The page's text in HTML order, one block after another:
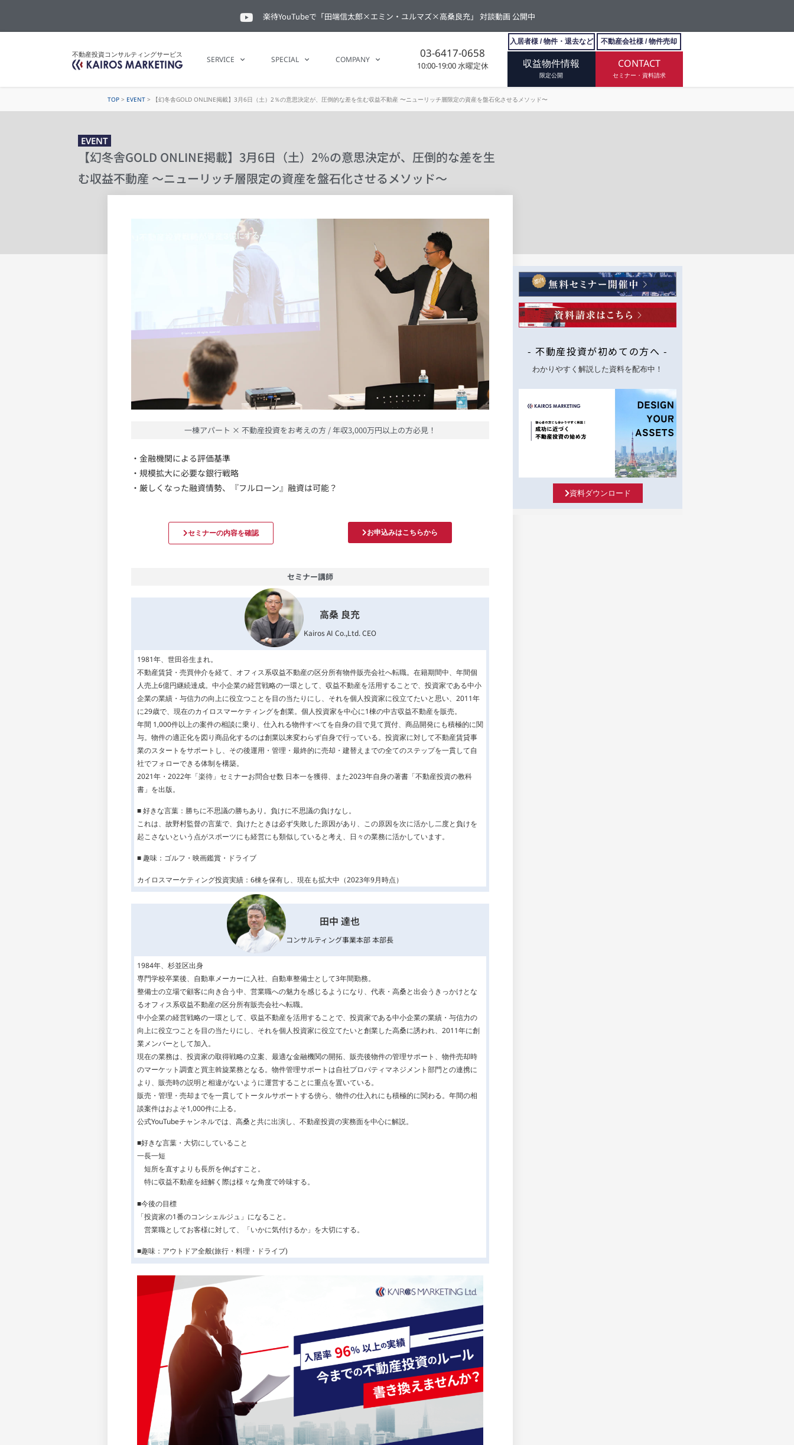
楽待YouTubeで「田端信太郎×エミン・ユルマズ×高桑良充」 対談動画 公開中
不動産投資コンサルティングサービス
SERVICE SPECIAL COMPANY 03-6417-0658
10:00-19:00 水曜定休
入居者様 / 物件・退去など 不動産会社様 / 物件売却
収益物件情報
限定公開
CONTACT
セミナー・資料請求
TOP > EVENT > 【幻冬舎GOLD ONLINE掲載】3月6日（土）2％の意思決定が、圧倒的な差を生む収益不動産 〜ニューリッチ層限定の資産を盤石化させるメソッド〜
EVENT
【幻冬舎GOLD ONLINE掲載】3月6日（土）2％の意思決定が、圧倒的な差を生
む収益不動産 〜ニューリッチ層限定の資産を盤石化させるメソッド〜
一棟アパート × 不動産投資をお考えの方 / 年収3,000万円以上の方必見！
・金融機関による評価基準
・規模拡大に必要な銀行戦略
・厳しくなった融資情勢、『フルローン』融資は可能？
セミナーの内容を確認 お申込みはこちらから
セミナー講師
高桑 良充
Kairos AI Co.,Ltd. CEO
1981年、世田谷生まれ。
不動産賃貸・売買仲介を経て、オフィス系収益不動産の区分所有物件販売会社へ転職。在籍期間中、年間個
人売上6億円継続達成。中小企業の経営戦略の一環として、収益不動産を活用することで、投資家である中小
企業の業績・与信力の向上に役立つことを目の当たりにし、それを個人投資家に役立てたいと思い、2011年
に29歳で、現在のカイロスマーケティングを創業。個人投資家を中心に1棟の中古収益不動産を販売。
年間 1,000件以上の案件の相談に乗り、仕入れる物件すべてを自身の目で見て買付、商品開発にも積極的に関
与。物件の適正化を図り商品化するのは創業以来変わらず自身で行っている。投資家に対して不動産賃貸事
業のスタートをサポートし、その後運用・管理・最終的に売却・建替えまでの全てのステップを一貫して自
社でフォローできる体制を構築。
2021年・2022年「楽待」セミナーお問合せ数 日本一を獲得、また2023年自身の著書「不動産投資の教科
書」を出版。
■ 好きな言葉：勝ちに不思議の勝ちあり。負けに不思議の負けなし。
これは、故野村監督の言葉で、負けたときは必ず失敗した原因があり、この原因を次に活かし二度と負けを
起こさないという点がスポーツにも経営にも類似していると考え、日々の業務に活かしています。
■ 趣味：ゴルフ・映画鑑賞・ドライブ
カイロスマーケティング投資実績：6棟を保有し、現在も拡大中（2023年9月時点）
田中 達也
コンサルティング事業本部 本部長
1984年、杉並区出身
専門学校卒業後、自動車メーカーに入社、自動車整備士として3年間勤務。
整備士の立場で顧客に向き合う中、営業職への魅力を感じるようになり、代表・高桑と出会うきっかけとな
るオフィス系収益不動産の区分所有販売会社へ転職。
中小企業の経営戦略の一環として、収益不動産を活用することで、投資家である中小企業の業績・与信力の
向上に役立つことを目の当たりにし、それを個人投資家に役立てたいと創業した高桑に誘われ、2011年に創
業メンバーとして加入。
現在の業務は、投資家の取得戦略の立案、最適な金融機関の開拓、販売後物件の管理サポート、物件売却時
のマーケット調査と買主斡旋業務となる。物件管理サポートは自社プロパティマネジメント部門との連携に
より、販売時の説明と相違がないように運営することに重点を置いている。
販売・管理・売却までを一貫してトータルサポートする傍ら、物件の仕入れにも積極的に関わる。年間の相
談案件はおよそ1,000件に上る。
公式YouTubeチャンネルでは、高桑と共に出演し、不動産投資の実務面を中心に解説。
■好きな言葉・大切にしていること
一長一短
短所を直すよりも長所を伸ばすこと。
特に収益不動産を紐解く際は様々な角度で吟味する。
■今後の目標
「投資家の1番のコンシェルジュ」になること。
営業職としてお客様に対して、「いかに気付けるか」を大切にする。
■趣味：アウトドア全般(旅行・料理・ドライブ)
- 不動産投資が初めての方へ -
わかりやすく解説した資料を配布中！
資料ダウンロード